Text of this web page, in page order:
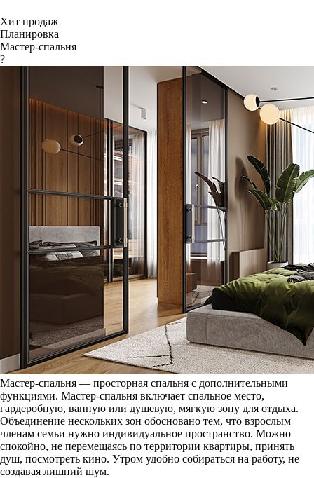
Хит продаж
Планировка
Мастер-спальня
?
Мастер-спальня — просторная спальня с дополнительными
функциями. Мастер-спальня включает спальное место,
гардеробную, ванную или душевую, мягкую зону для отдыха.
Объединение нескольких зон обосновано тем, что взрослым
членам семьи нужно индивидуальное пространство. Можно
спокойно, не перемещаясь по территории квартиры, принять
душ, посмотреть кино. Утром удобно собираться на работу, не
создавая лишний шум.